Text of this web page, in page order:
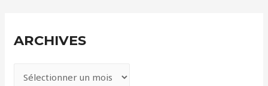
ARCHIVES